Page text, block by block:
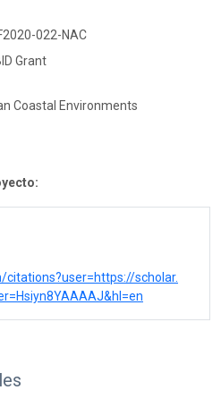
022-NAC
Grant
Coastal Environments
citations?user=https://scholar.